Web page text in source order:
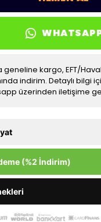
geneline kargo, EFT/
indirim. Detaylı bilgi
üzerinden iletişime
(%2 İndirim)